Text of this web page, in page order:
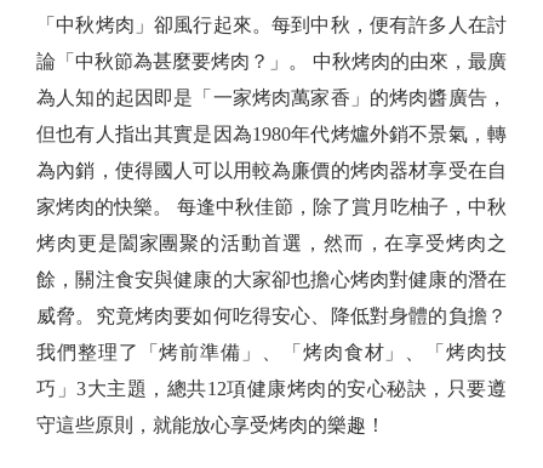
「中秋烤肉」卻風行起來。每到中秋，便有許多人在討
論「中秋節為甚麼要烤肉？」。 中秋烤肉的由來，最廣
為人知的起因即是「一家烤肉萬家香」的烤肉醬廣告，
但也有人指出其實是因為1980年代烤爐外銷不景氣，轉
為內銷，使得國人可以用較為廉價的烤肉器材享受在自
家烤肉的快樂。 每逢中秋佳節，除了賞月吃柚子，中秋
烤肉更是闔家團聚的活動首選，然而，在享受烤肉之
餘，關注食安與健康的大家卻也擔心烤肉對健康的潛在
威脅。究竟烤肉要如何吃得安心、降低對身體的負擔？
我們整理了「烤前準備」、「烤肉食材」、「烤肉技
巧」3大主題，總共12項健康烤肉的安心秘訣，只要遵
守這些原則，就能放心享受烤肉的樂趣！